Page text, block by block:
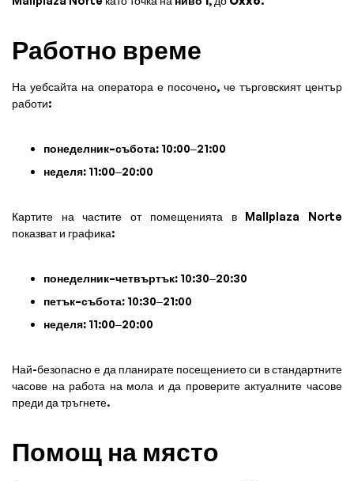
Работно време
На уебсайта на оператора е посочено, че търговският център
работи:
понеделник–събота: 10:00–21:00
неделя: 11:00–20:00
Картите на частите от помещенията в Mallplaza Norte
показват и графика:
понеделник–четвъртък: 10:30–20:30
петък–събота: 10:30–21:00
неделя: 11:00–20:00
Най-безопасно е да планирате посещението си в стандартните
часове на работа на мола и да проверите актуалните часове
преди да тръгнете.
Помощ на място